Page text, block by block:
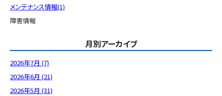
メンテナンス情報(1)
障害情報
月別アーカイブ
2026年7月 (7)
2026年6月 (21)
2026年5月 (31)